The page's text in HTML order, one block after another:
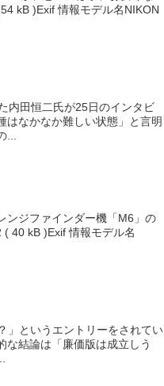
kB )Exif 情報モデル名NIKON
内田恒二氏が25日のインタビ
はなかなか難しい状態」と言明
ンジファインダー機「M6」の
40 kB )Exif 情報モデル名
」というエントリーをされてい
な結論は「廉価版は成立しう